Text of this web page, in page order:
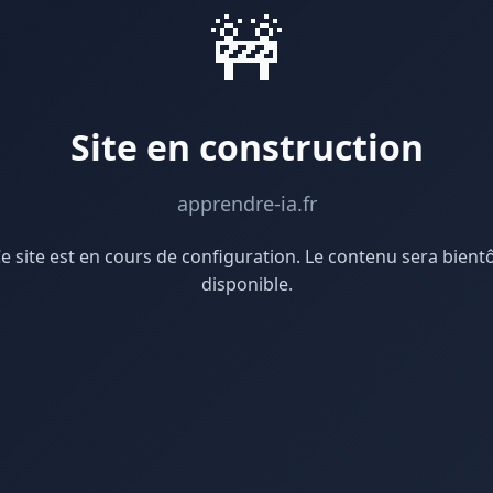
🚧
Site en construction
apprendre-ia.fr
site est en cours de configuration. Le contenu sera
disponible.